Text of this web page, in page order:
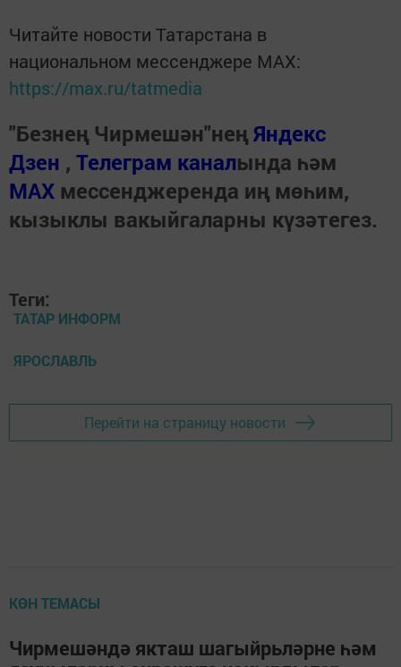
Читайте новости Татарстана в
национальном мессенджере MАХ:
https://max.ru/tatmedia
"Безнең Чирмешән"неңЯндекс
Дзен , Телеграм каналында һәм
МАХ мессенджеренда иң мөһим,
кызыклы вакыйгаларны күзәтегез.
Теги:
ТАТАР ИНФОРМ
ЯРОСЛАВЛЬ
Перейти на страницу новости
КӨН ТЕМАСЫ
Чирмешәндә якташ шагыйрьләрне һәм